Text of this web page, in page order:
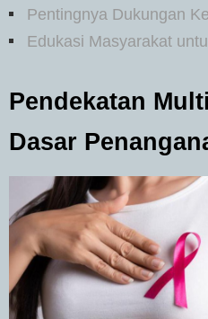
Pentingnya Dukungan
Edukasi Masyarakat
Pendekatan
Dasar